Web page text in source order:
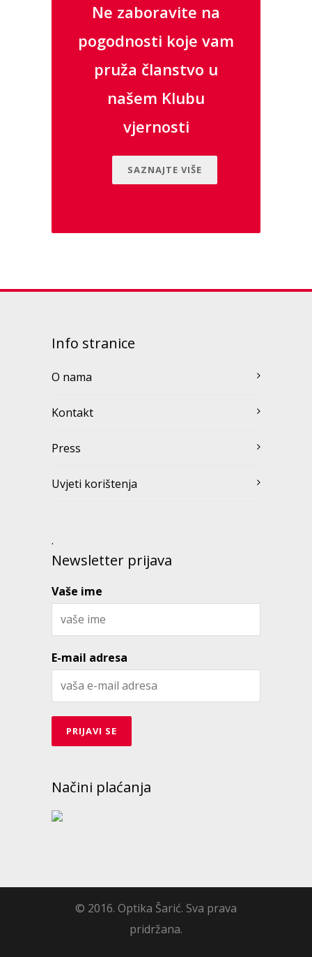
Ne zaboravite na
pogodnosti koje vam
pruža članstvo u
našem Klubu
vjernosti
SAZNAJTE VIŠE
Info stranice
O nama
Kontakt
Press
Uvjeti korištenja
.
Newsletter prijava
Vaše ime
E-mail adresa
Načini plaćanja
© 2016. Optika Šarić. Sva prava
pridržana.